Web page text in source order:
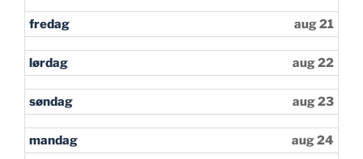
fredag aug 21
lørdag aug 22
søndag aug 23
mandag aug 24